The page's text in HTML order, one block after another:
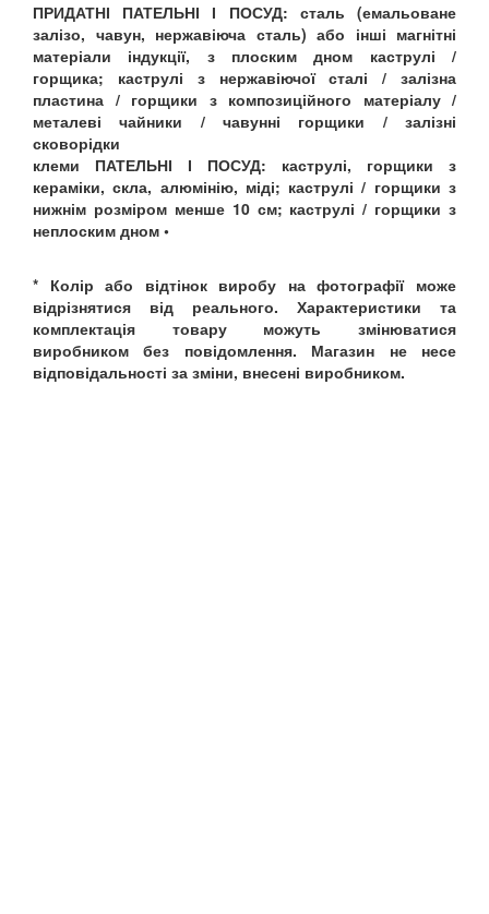
ПРИДАТНІ ПАТЕЛЬНІ І ПОСУД: сталь (емальоване
залізо, чавун, нержавіюча сталь) або інші магнітні
матеріали індукції, з плоским дном каструлі /
горщика; каструлі з нержавіючої сталі / залізна
пластина / горщики з композиційного матеріалу /
металеві чайники / чавунні горщики / залізні
сковорідки
клеми ПАТЕЛЬНІ І ПОСУД: каструлі, горщики з
кераміки, скла, алюмінію, міді; каструлі / горщики з
нижнім розміром менше 10 см; каструлі / горщики з
неплоским дном •
* Колір або відтінок виробу на фотографії може
відрізнятися від реального. Характеристики та
комплектація товару можуть змінюватися
виробником без повідомлення. Магазин не несе
відповідальності за зміни, внесені виробником.